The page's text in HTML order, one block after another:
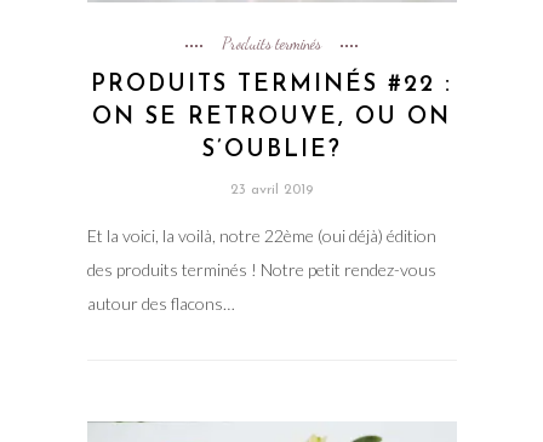
Produits terminés
PRODUITS TERMINÉS #22 :
ON SE RETROUVE, OU ON
S’OUBLIE?
23 avril 2019
Et la voici, la voilà, notre 22ème (oui déjà) édition
des produits terminés ! Notre petit rendez-vous
autour des flacons…